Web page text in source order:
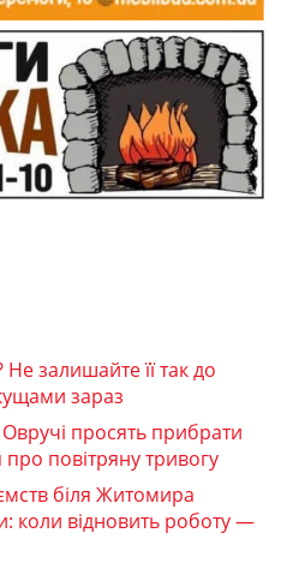
залишайте її так до
зараз
Овручі просять прибрати
повітряну тривогу
біля Житомира
коли відновить роботу —